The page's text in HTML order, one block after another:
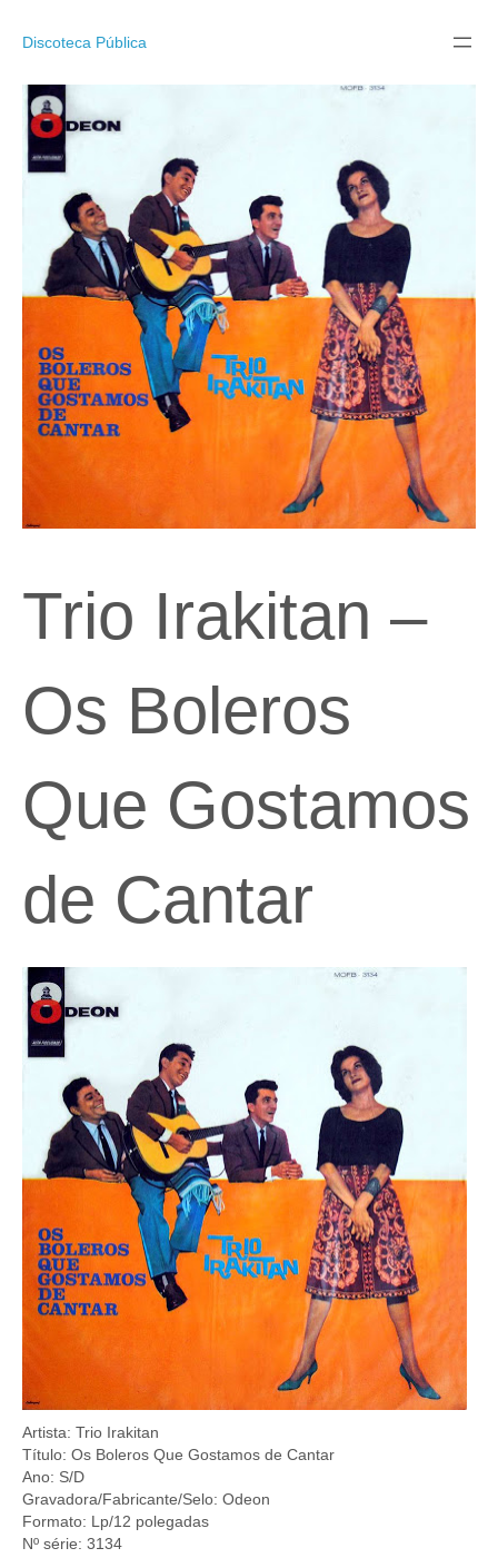
Discoteca Pública
Trio Irakitan –
Os Boleros
Que Gostamos
de Cantar
Artista: Trio Irakitan
Título: Os Boleros Que Gostamos de Cantar
Ano: S/D
Gravadora/Fabricante/Selo: Odeon
Formato: Lp/12 polegadas
Nº série: 3134